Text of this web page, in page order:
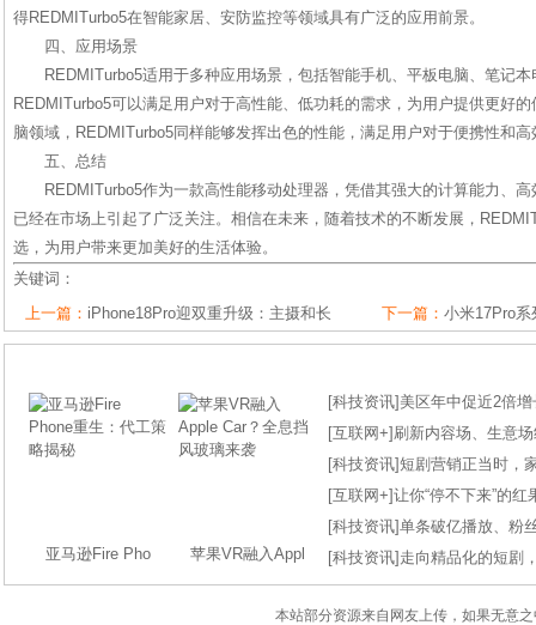
得REDMITurbo5在智能家居、安防监控等领域具有广泛的应用前景。
四、应用场景
REDMITurbo5适用于多种应用场景，包括智能手机、平板电脑、笔记
REDMITurbo5可以满足用户对于高性能、低功耗的需求，为用户提供更好
脑领域，REDMITurbo5同样能够发挥出色的性能，满足用户对于便携性和
五、总结
REDMITurbo5作为一款高性能移动处理器，凭借其强大的计算能力、
已经在市场上引起了广泛关注。相信在未来，随着技术的不断发展，
选，为用户带来更加美好的生活体验。
关键词：
上一篇： iPhone18Pro迎双重升级：主摄和长 下一篇： 小米17Pro
亚马逊Fire Pho 苹果VR融入Appl
[科技资讯] 美区年中促近2倍
[互联网+] 刷新内容场、生意
[科技资讯]短剧营销正当时，
[互联网+]让你“停不下来”的
[科技资讯]单条破亿播放、粉
[科技资讯] 走向精品化的短剧
本站部分资源来自网友上传，如果无意